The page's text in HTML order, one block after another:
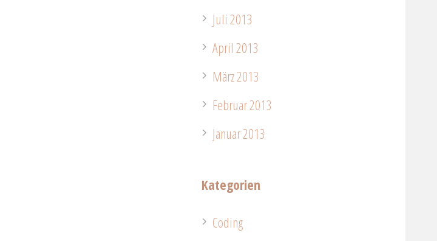
Juli 2013
April 2013
März 2013
Februar 2013
Januar 2013
Kategorien
Coding